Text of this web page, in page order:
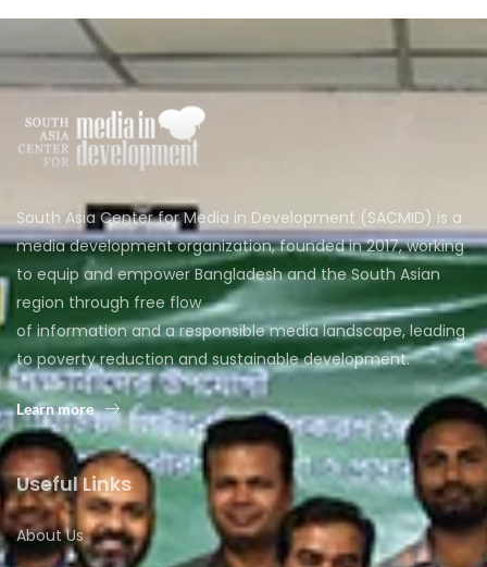
South Asia Center for Media in Development (SACMID) is a
media development organization, founded in 2017, working
to equip and empower Bangladesh and the South Asian
region through free flow
of information and a responsible media landscape, leading
to poverty reduction and sustainable development.
Learn more
Useful Links
About Us